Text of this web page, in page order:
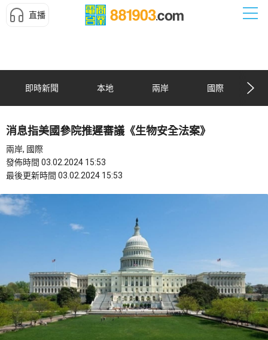
直播
即時新聞 本地 兩岸 國際
消息指美國參院推遲審議《生物安全法案》
兩岸, 國際
發佈時間 03.02.2024 15:53
最後更新時間 03.02.2024 15:53